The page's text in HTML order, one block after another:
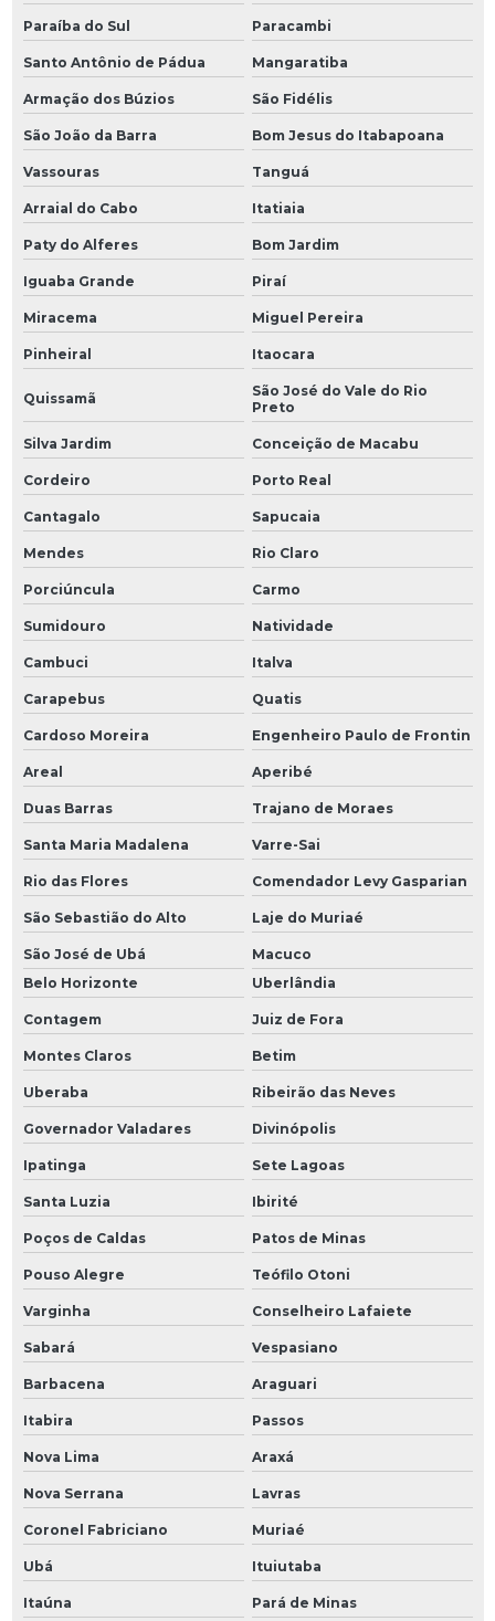
Paraíba do Sul Paracambi
Santo Antônio de Pádua Mangaratiba
Armação dos Búzios São Fidélis
São João da Barra Bom Jesus do Itabapoana
Vassouras Tanguá
Arraial do Cabo Itatiaia
Paty do Alferes Bom Jardim
Iguaba Grande Piraí
Miracema Miguel Pereira
Pinheiral Itaocara
Quissamã
São José do Vale do Rio
Preto
Silva Jardim Conceição de Macabu
Cordeiro Porto Real
Cantagalo Sapucaia
Mendes Rio Claro
Porciúncula Carmo
Sumidouro Natividade
Cambuci Italva
Carapebus Quatis
Cardoso Moreira Engenheiro Paulo de Frontin
Areal Aperibé
Duas Barras Trajano de Moraes
Santa Maria Madalena Varre-Sai
Rio das Flores Comendador Levy Gasparian
São Sebastião do Alto Laje do Muriaé
São José de Ubá
Macuco
Belo Horizonte
Uberlândia
Contagem Juiz de Fora
Montes Claros Betim
Uberaba Ribeirão das Neves
Governador Valadares Divinópolis
Ipatinga Sete Lagoas
Santa Luzia Ibirité
Poços de Caldas Patos de Minas
Pouso Alegre Teófilo Otoni
Varginha Conselheiro Lafaiete
Sabará Vespasiano
Barbacena Araguari
Itabira Passos
Nova Lima Araxá
Nova Serrana Lavras
Coronel Fabriciano Muriaé
Ubá Ituiutaba
Itaúna Pará de Minas